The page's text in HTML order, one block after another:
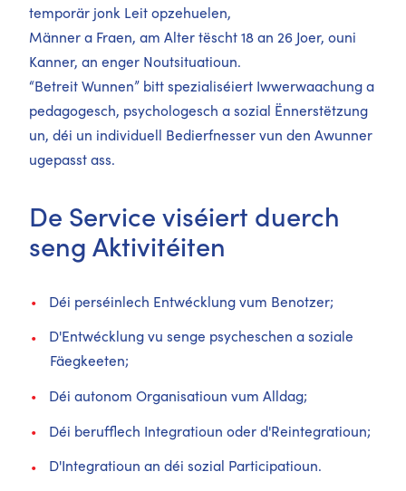
temporär jonk Leit opzehuelen,
Männer a Fraen, am Alter tëscht 18 an 26 Joer, ouni
Kanner, an enger Noutsituatioun.
“Betreit Wunnen” bitt spezialiséiert Iwwerwaachung a
pedagogesch, psychologesch a sozial Ënnerstëtzung
un, déi un individuell Bedierfnesser vun den Awunner
ugepasst ass.
De Service viséiert duerch
seng Aktivitéiten
Déi perséinlech Entwécklung vum Benotzer;
D'Entwécklung vu senge psycheschen a soziale
Fäegkeeten;
Déi autonom Organisatioun vum Alldag;
Déi berufflech Integratioun oder d'Reintegratioun;
D'Integratioun an déi sozial Participatioun.